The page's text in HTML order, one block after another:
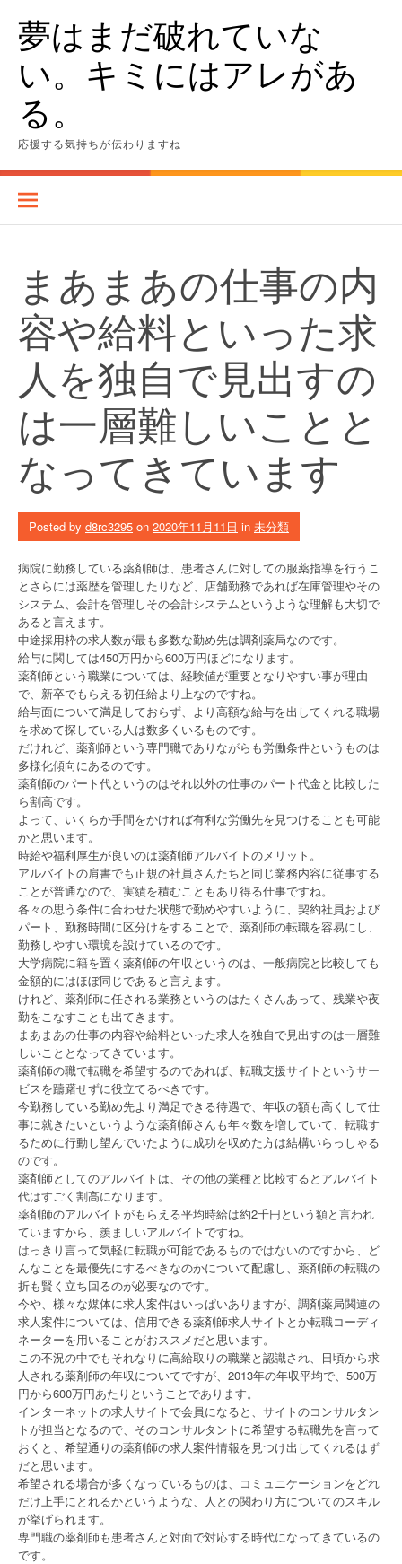
content夢はまだ破れていな
い。キミにはアレがあ
る。
応援する気持ちが伝わりますね
まあまあの仕事の内
容や給料といった求
人を独自で見出すの
は一層難しいことと
なってきています
Posted by d8rc3295 on 2020年11月11日 in 未分類
病院に勤務している薬剤師は、患者さんに対しての服薬指導を行うこ
とさらには薬歴を管理したりなど、店舗勤務であれば在庫管理やその
システム、会計を管理しその会計システムというような理解も大切で
あると言えます。
中途採用枠の求人数が最も多数な勤め先は調剤薬局なのです。
給与に関しては450万円から600万円ほどになります。
薬剤師という職業については、経験値が重要となりやすい事が理由
で、新卒でもらえる初任給より上なのですね。
給与面について満足しておらず、より高額な給与を出してくれる職場
を求めて探している人は数多くいるものです。
だけれど、薬剤師という専門職でありながらも労働条件というものは
多様化傾向にあるのです。
薬剤師のパート代というのはそれ以外の仕事のパート代金と比較した
ら割高です。
よって、いくらか手間をかければ有利な労働先を見つけることも可能
かと思います。
時給や福利厚生が良いのは薬剤師アルバイトのメリット。
アルバイトの肩書でも正規の社員さんたちと同じ業務内容に従事する
ことが普通なので、実績を積むこともあり得る仕事ですね。
各々の思う条件に合わせた状態で勤めやすいように、契約社員および
パート、勤務時間に区分けをすることで、薬剤師の転職を容易にし、
勤務しやすい環境を設けているのです。
大学病院に籍を置く薬剤師の年収というのは、一般病院と比較しても
金額的にはほぼ同じであると言えます。
けれど、薬剤師に任される業務というのはたくさんあって、残業や夜
勤をこなすことも出てきます。
まあまあの仕事の内容や給料といった求人を独自で見出すのは一層難
しいこととなってきています。
薬剤師の職で転職を希望するのであれば、転職支援サイトというサー
ビスを躊躇せずに役立てるべきです。
今勤務している勤め先より満足できる待遇で、年収の額も高くして仕
事に就きたいというような薬剤師さんも年々数を増していて、転職す
るために行動し望んでいたように成功を収めた方は結構いらっしゃる
のです。
薬剤師としてのアルバイトは、その他の業種と比較するとアルバイト
代はすごく割高になります。
薬剤師のアルバイトがもらえる平均時給は約2千円という額と言われ
ていますから、羨ましいアルバイトですね。
はっきり言って気軽に転職が可能であるものではないのですから、ど
んなことを最優先にするべきなのかについて配慮し、薬剤師の転職の
折も賢く立ち回るのが必要なのです。
今や、様々な媒体に求人案件はいっぱいありますが、調剤薬局関連の
求人案件については、信用できる薬剤師求人サイトとか転職コーディ
ネーターを用いることがおススメだと思います。
この不況の中でもそれなりに高給取りの職業と認識され、日頃から求
人される薬剤師の年収についてですが、2013年の年収平均で、500万
円から600万円あたりということであります。
インターネットの求人サイトで会員になると、サイトのコンサルタン
トが担当となるので、そのコンサルタントに希望する転職先を言って
おくと、希望通りの薬剤師の求人案件情報を見つけ出してくれるはず
だと思います。
希望される場合が多くなっているものは、コミュニケーションをどれ
だけ上手にとれるかというような、人との関わり方についてのスキル
が挙げられます。
専門職の薬剤師も患者さんと対面で対応する時代になってきているの
です。